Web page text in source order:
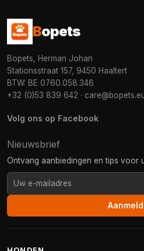
Bopets
Bopets, Herman Johan
Stationsstraat 157, 9450 Haaltert
BTW: BE 0760.058.346
+32 (0)53 839 642 ·
Volg ons op Facebook
Nieuwsbrief
Ontvang aanbiedingen en tips voor